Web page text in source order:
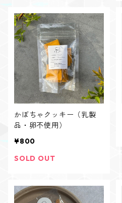
かぼちゃクッキー（乳製
品・卵不使用）
¥800
SOLD OUT